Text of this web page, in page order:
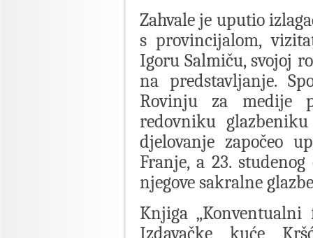
Zahvale je uputio
s provincijalom,
Igoru Salmiču, svojoj
na predstavljanje.
Rovinju za medije
redovniku
djelovanje započeo
Franje, a 23.
njegove sakralne
Knjiga
Izdavačke kuće